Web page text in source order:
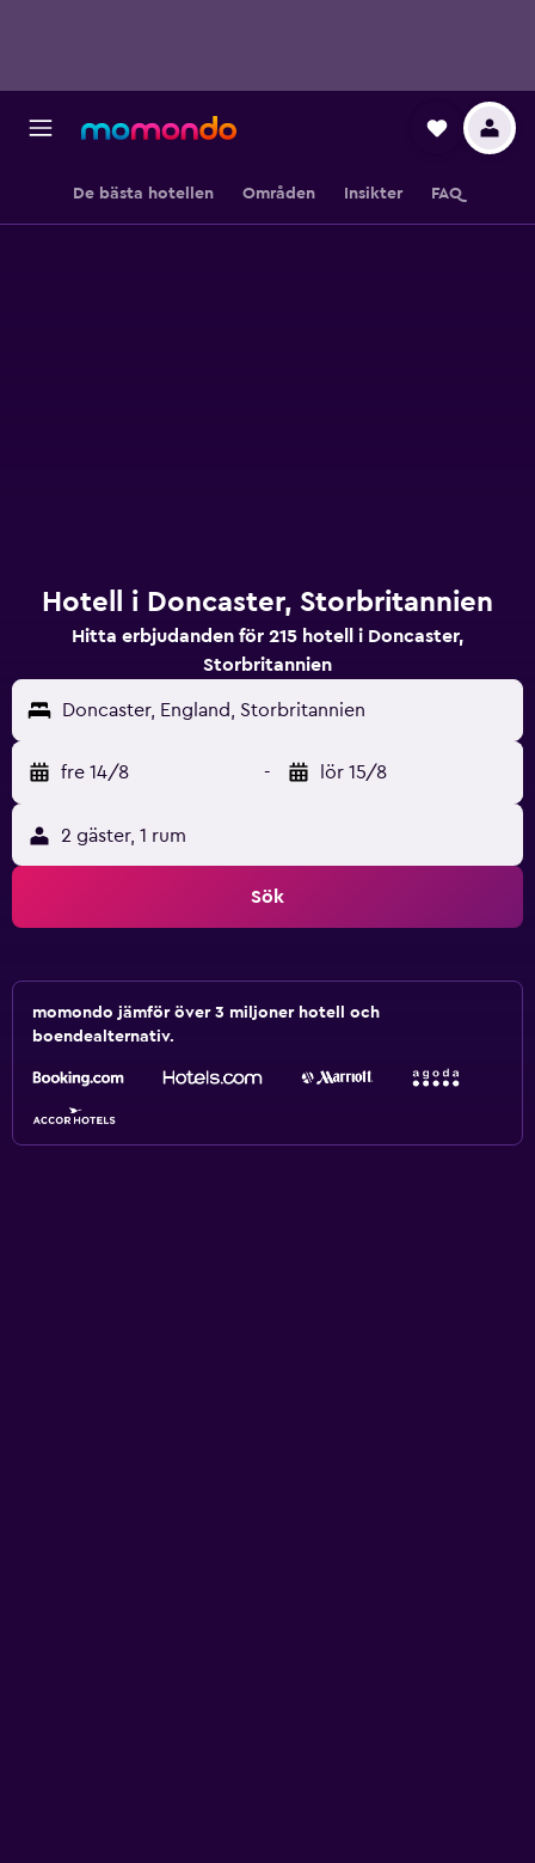
De bästa hotellen Områden Insikter FAQ
Hotell i Doncaster, Storbritannien
Hitta erbjudanden för 215 hotell i Doncaster,
Storbritannien
Doncaster, England, Storbritannien
fre 14/8 - lör 15/8
2 gäster, 1 rum
Sök
momondo jämför över 3 miljoner hotell och
boendealternativ.